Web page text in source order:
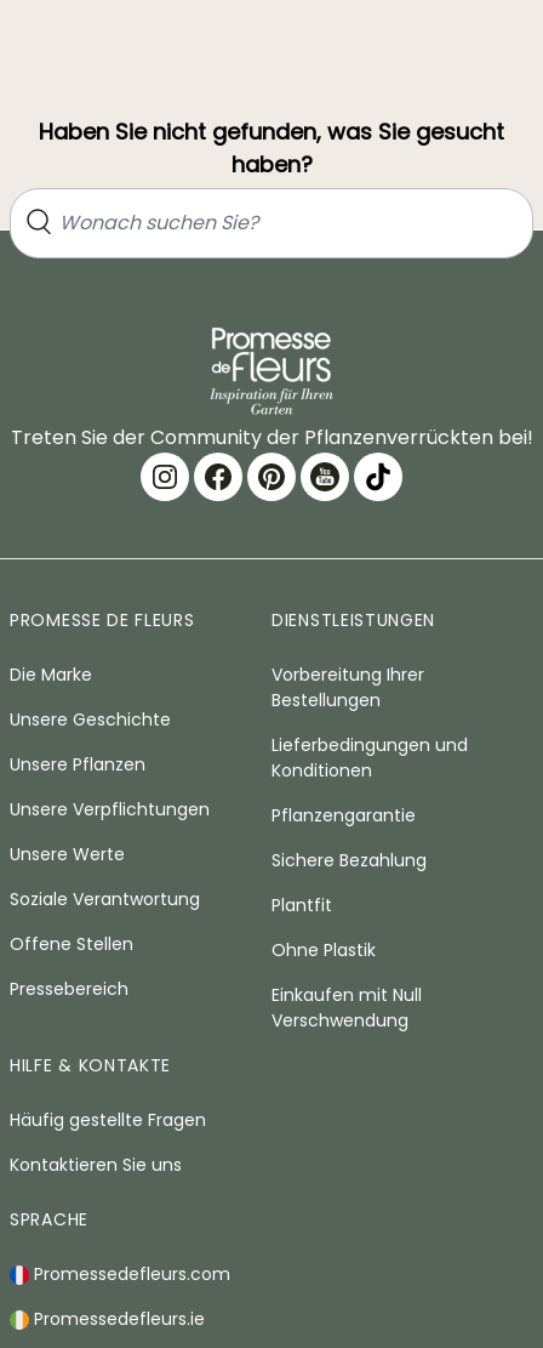
Haben Sie nicht gefunden, was Sie gesucht
haben?
Treten Sie der Community der Pflanzenverrückten bei!
PROMESSE DE FLEURS
Die Marke
Unsere Geschichte
Unsere Pflanzen
Unsere Verpflichtungen
Unsere Werte
Soziale Verantwortung
Offene Stellen
Pressebereich
DIENSTLEISTUNGEN
Vorbereitung Ihrer
Bestellungen
Lieferbedingungen und
Konditionen
Pflanzengarantie
Sichere Bezahlung
Plantfit
Ohne Plastik
Einkaufen mit Null
Verschwendung
HILFE & KONTAKTE
Häufig gestellte Fragen
Kontaktieren Sie uns
SPRACHE
Promessedefleurs.com
Promessedefleurs.ie